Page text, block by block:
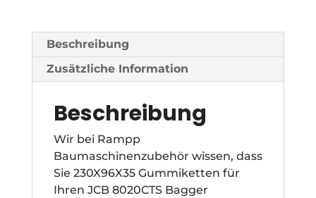
Beschreibung
Zusätzliche Information
Beschreibung
Wir bei Rampp
Baumaschinenzubehör wissen, dass
Sie 230X96X35 Gummiketten für
Ihren JCB 8020CTS Bagger